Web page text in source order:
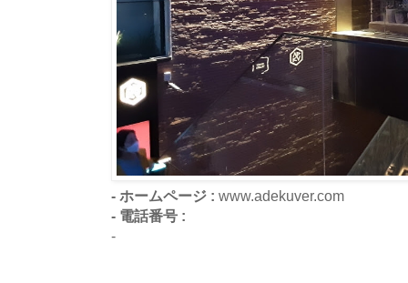
- ホームページ : www.adekuver.com
- 電話番号 :
-